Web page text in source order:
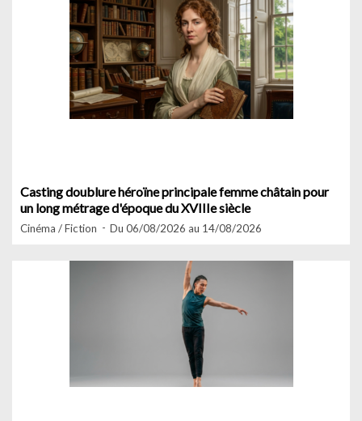
Casting doublure héroïne principale femme châtain pour
un long métrage d'époque du XVIIIe siècle
Cinéma / Fiction Du 06/08/2026 au 14/08/2026